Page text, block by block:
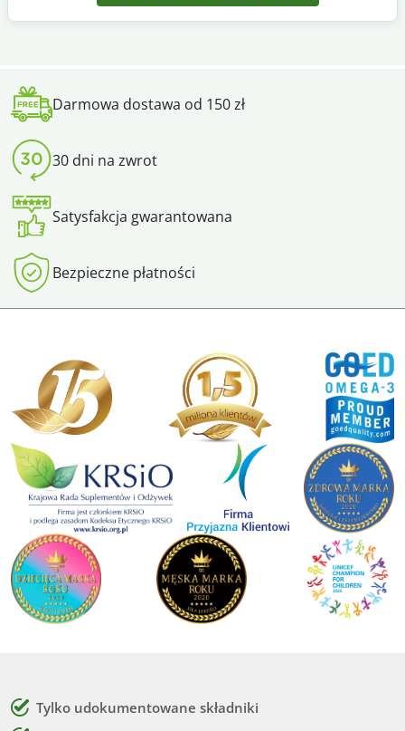
Darmowa dostawa od 150 zł
30 dni na zwrot
Satysfakcja gwarantowana
Bezpieczne płatności
Tylko udokumentowane składniki